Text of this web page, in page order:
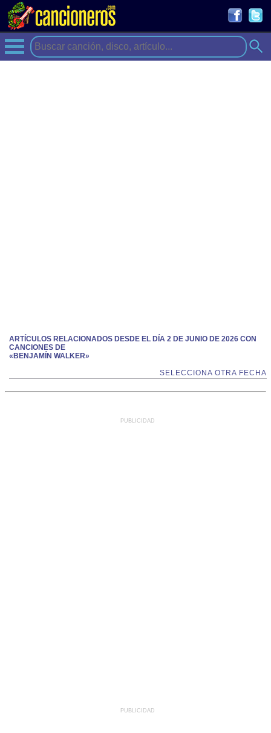
ARTÍCULOS RELACIONADOS DESDE EL DÍA 2 DE JUNIO DE 2026 CON
CANCIONES DE
«BENJAMÍN WALKER»
SELECCIONA OTRA FECHA
PUBLICIDAD
PUBLICIDAD